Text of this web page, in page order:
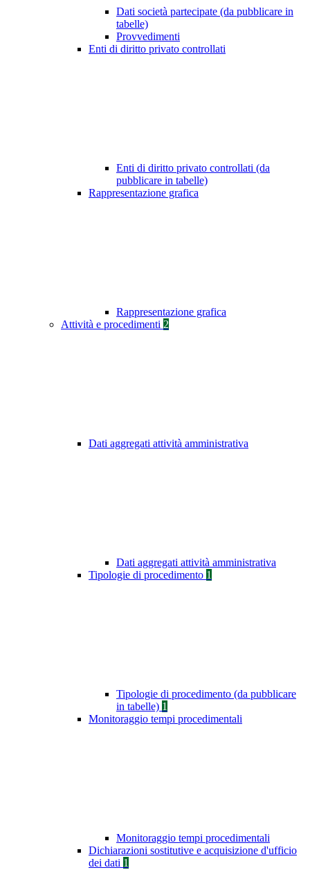
Dati società partecipate (da pubblicare in
tabelle)
Provvedimenti
Enti di diritto privato controllati
Enti di diritto privato controllati (da
pubblicare in tabelle)
Rappresentazione grafica
Rappresentazione grafica
Attività e procedimenti 2
Dati aggregati attività amministrativa
Dati aggregati attività amministrativa
Tipologie di procedimento 1
Tipologie di procedimento (da pubblicare
in tabelle) 1
Monitoraggio tempi procedimentali
Monitoraggio tempi procedimentali
Dichiarazioni sostitutive e acquisizione d'ufficio
dei dati 1